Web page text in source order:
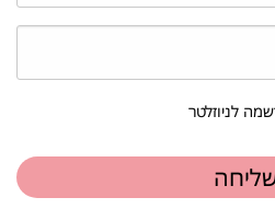
לניוזלטר